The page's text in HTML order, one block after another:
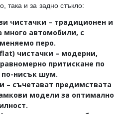
така и за задно стъкло:
чистачки – традиционен и
много автомобили, с
перо.
чистачки – модерни,
притискане по
нисък шум.
– съчетават предимствата
модели за оптимално